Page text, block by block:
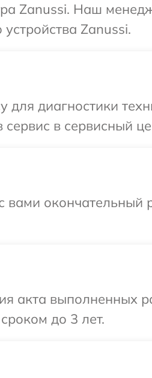
Zanussi. Наш
Zanussi.
диагностики
в сервисный
окончательный
акта выполненных
до 3 лет.